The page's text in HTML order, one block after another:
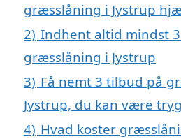
græsslåning i Jystrup
2) Indhent altid mindst
græsslåning i Jystrup
3) Få nemt 3 tilbud på
Jystrup, du kan være
4) Hvad koster